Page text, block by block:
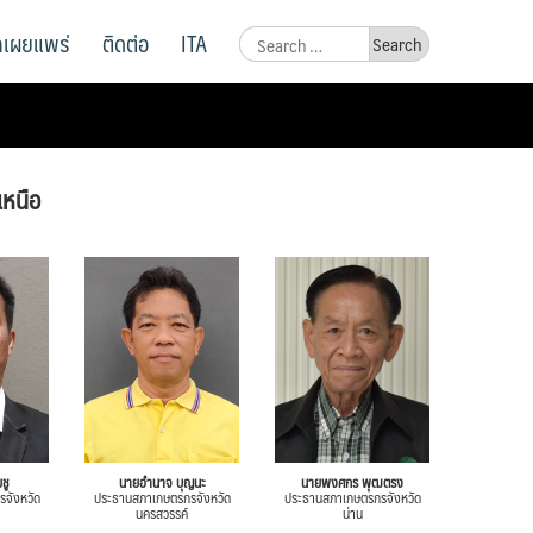
Search
for:
ผยแพร่ ติดต่อ ITA
นือ
จังหวัด
นายอำนาจ บุญนะ
ประธานสภาเกษตรกรจังหวัด
นครสวรรค์
นายพงศกร พุฒตรง
ประธานสภาเกษตรกรจังหวัด
น่าน